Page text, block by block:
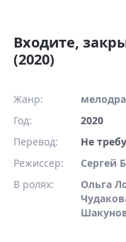
Входите,
(2020)
Жанр:
Год:
2020
Перевод:
Не
Режиссер:
Сергей
В ролях:
Ольга